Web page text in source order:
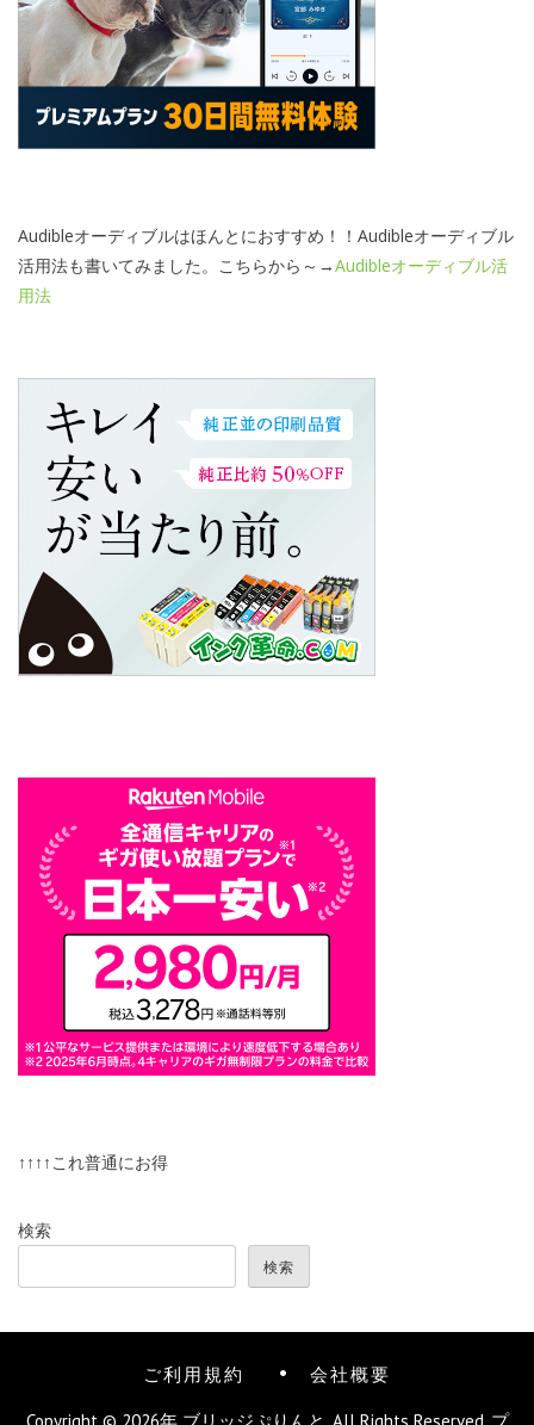
Audibleオーディブルはほんとにおすすめ！！Audibleオーディブル
活用法も書いてみました。こちらから～→Audibleオーディブル活
用法
↑↑↑↑これ普通にお得
検索
検索
ご利用規約 会社概要
Copyright © 2026年 ブリッジぷりんと . All Rights Reserved. プ